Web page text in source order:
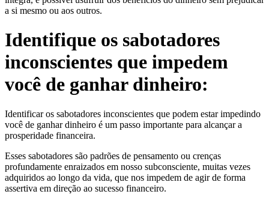
a si mesmo ou aos outros.
Identifique os sabotadores
inconscientes que impedem
você de ganhar dinheiro:
Identificar os sabotadores inconscientes que podem estar impedindo
você de ganhar dinheiro é um passo importante para alcançar a
prosperidade financeira.
Esses sabotadores são padrões de pensamento ou crenças
profundamente enraizados em nosso subconsciente, muitas vezes
adquiridos ao longo da vida, que nos impedem de agir de forma
assertiva em direção ao sucesso financeiro.